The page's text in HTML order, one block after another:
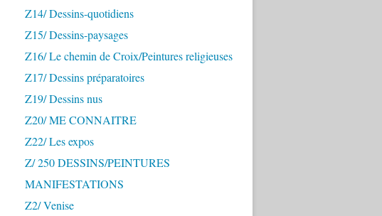
Z14/ Dessins-quotidiens
Z15/ Dessins-paysages
Z16/ Le chemin de Croix/Peintures religieuses
Z17/ Dessins préparatoires
Z19/ Dessins nus
Z20/ ME CONNAITRE
Z22/ Les expos
Z/ 250 DESSINS/PEINTURES
MANIFESTATIONS
Z2/ Venise